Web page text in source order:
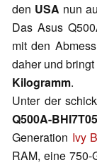
den USA nun
Das Asus
mit den
daher und
Kilogramm.
Unter der
Q500A-BHI7T05
Generation Ivy
RAM, eine 750-